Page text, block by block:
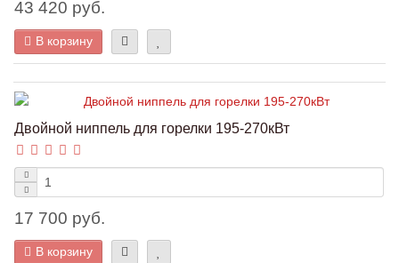
43 420 руб.
В корзину
Двойной ниппель для горелки 195-270кВт
17 700 руб.
В корзину